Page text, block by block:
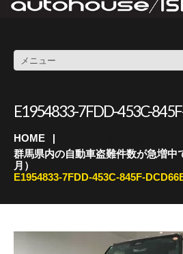
E1954833-7FDD-453C-
HOME
群馬県内の自動車盗難件数が急増中
月）
E1954833-7FDD-453C-845F-